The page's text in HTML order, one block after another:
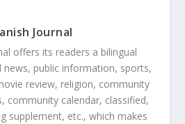
Journal
offers its readers a bilingual
news, public information, sports,
review, religion, community
community calendar, classified,
supplement, etc., which makes